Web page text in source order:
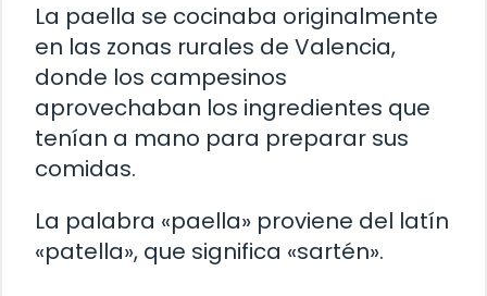
La paella se cocinaba originalmente
en las zonas rurales de Valencia,
donde los campesinos
aprovechaban los ingredientes que
tenían a mano para preparar sus
comidas.
La palabra «paella» proviene del latín
«patella», que significa «sartén».